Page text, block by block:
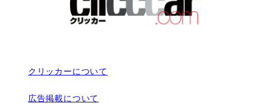
クリッカーについて
広告掲載について